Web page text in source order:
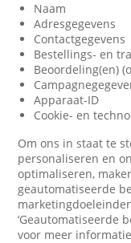
Naam
Adresgegevens
Contactgegevens
Bestellings- en
Beoordeling(en)
Apparaat-ID
Cookie- en
Om ons in staat te
personaliseren en
optimaliseren,
geautomatiseerde
‘Geautomatiseerde
voor meer